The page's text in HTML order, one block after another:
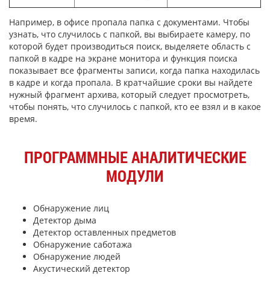
Например, в офисе пропала папка с документами. Чтобы
узнать, что случилось с папкой, вы выбираете камеру, по
которой будет производиться поиск, выделяете область с
папкой в кадре на экране монитора и функция поиска
показывает все фрагменты записи, когда папка находилась
в кадре и когда пропала. В кратчайшие сроки вы найдете
нужный фрагмент архива, который следует просмотреть,
чтобы понять, что случилось с папкой, кто ее взял и в какое
время.
ПРОГРАММНЫЕ АНАЛИТИЧЕСКИЕ
МОДУЛИ
Обнаружение лиц
Детектор дыма
Детектор оставленных предметов
Обнаружение саботажа
Обнаружение людей
Акустический детектор